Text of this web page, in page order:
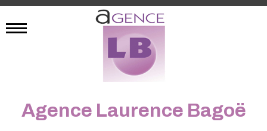
Agence Laurence Bagoë